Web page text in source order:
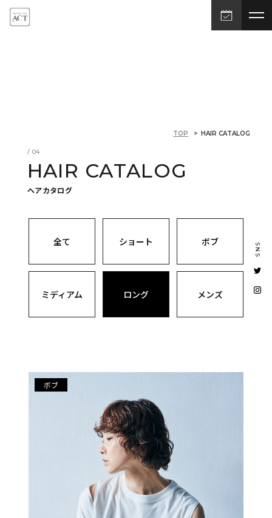
TOP > HAIR CATALOG
/ 04
HAIR CATALOG
ヘアカタログ
SNS
全て ショート ボブ
ミディアム ロング メンズ
ボブ